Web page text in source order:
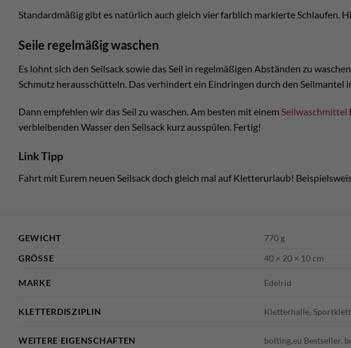
Standardmäßig gibt es natürlich auch gleich vier farblich markierte Schlaufen.
Seile regelmäßig waschen
Es lohnt sich den Seilsack sowie das Seil in regelmäßigen Abständen zu
Schmutz herausschütteln. Das verhindert ein Eindringen durch den Seilmantel
Dann empfehlen wir das Seil zu waschen. Am besten mit einem Seilwaschmittel
verbleibenden Wasser den Seilsack kurz ausspülen. Fertig!
Link Tipp
Fahrt mit Eurem neuen Seilsack doch gleich mal auf Kletterurlaub!
GEWICHT
770 g
GRÖSSE
40 × 20 × 10 cm
MARKE Edelrid
KLETTERDISZIPLIN Kletterhalle,
WEITERE EIGENSCHAFTEN bolting.eu Bestseller,